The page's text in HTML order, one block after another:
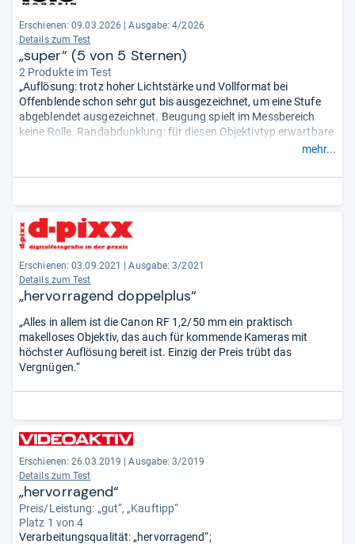
Erschienen:09.03.2026 | Ausgabe: 4/2026
Details zum Test
„super“ (5 von 5 Sternen)
2 Produkte im Test
„Auflösung: trotz hoher Lichtstärke und Vollformat bei
Offenblende schon sehr gut bis ausgezeichnet, um eine Stufe
abgeblendet ausgezeichnet. Beugung spielt im Messbereich
keine Rolle. Randabdunklung: für diesen Objektivtyp erwartbare
Ergebnisse. Aufgeblendet sehr deutlich, abgeblendet gut und
korrigiert, nur sehr gering.“
mehr...
Erschienen: 03.09.2021 | Ausgabe: 3/2021
Details zum Test
„hervorragend doppelplus“
„Alles in allem ist die Canon RF 1,2/50 mm ein praktisch
makelloses Objektiv, das auch für kommende Kameras mit
höchster Auflösung bereit ist. Einzig der Preis trübt das
Vergnügen.“
Erschienen: 26.03.2019 | Ausgabe: 3/2019
Details zum Test
„hervorragend“
Preis/Leistung: „gut“, „Kauftipp“
Platz 1 von 4
Verarbeitungsqualität: „hervorragend“;